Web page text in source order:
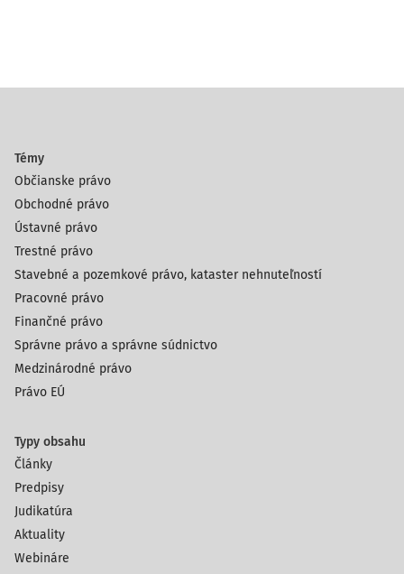
Témy
Občianske právo
Obchodné právo
Ústavné právo
Trestné právo
Stavebné a pozemkové právo, kataster nehnuteľností
Pracovné právo
Finančné právo
Správne právo a správne súdnictvo
Medzinárodné právo
Právo EÚ
Typy obsahu
Články
Predpisy
Judikatúra
Aktuality
Webináre